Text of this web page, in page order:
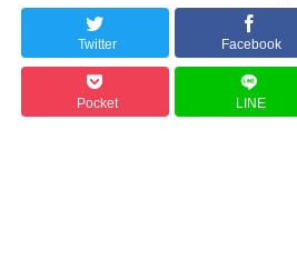
Twitter Facebook
Pocket LINE